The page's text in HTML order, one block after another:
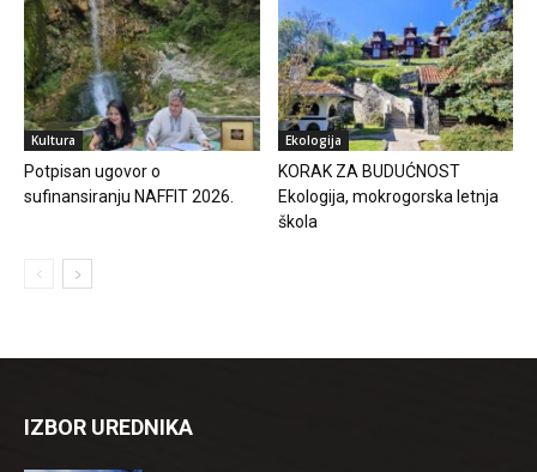
Kultura
Potpisan ugovor o
sufinansiranju NAFFIT 2026.
Ekologija
KORAK ZA BUDUĆNOST
Ekologija, mokrogorska letnja
škola
IZBOR UREDNIKA